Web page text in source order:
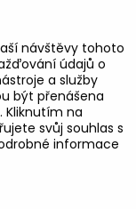
partnery
návštěvy tohoto
údajů o
a služby
být přenášena
Kliknutím na
svůj souhlas s
informace